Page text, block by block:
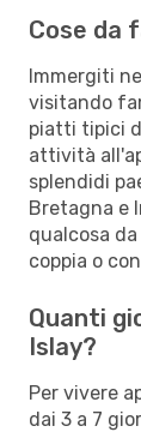
Cose da
Immergiti
visitando
piatti tipici
attività
splendidi
Bretagna e
qualcosa
coppia o
Quanti
Islay?
Per vivere
dai 3 a 7